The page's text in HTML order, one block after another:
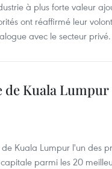
à plus forte valeur
ont réaffirmé leur
avec le secteur privé.
de Kuala
Kuala Lumpur l'un des
parmi les 20